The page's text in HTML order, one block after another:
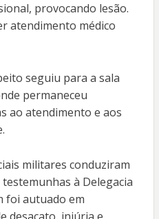
provocando lesão.
atendimento médico
seguiu para a sala
permaneceu
ao atendimento e aos
militares conduziram
à Delegacia
foi autuado em